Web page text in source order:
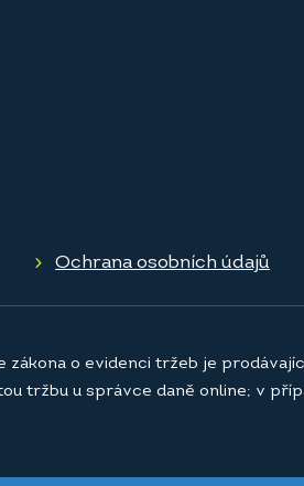
Ochrana osobních údajů
zákona o evidenci tržeb je
tržbu u správce daně online; v